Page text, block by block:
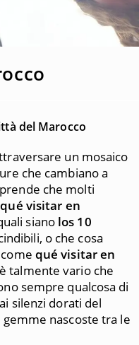
del Marocco
un mosaico
che cambiano a
che molti
qué visitar en
siano los 10
o che cosa
qué visitar en
talmente vario che
sempre qualcosa di
silenzi dorati del
nascoste tra le